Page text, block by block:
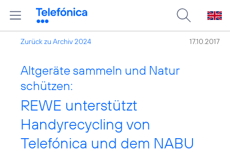
Zurück zu Archiv 2024 17.10.2017
Altgeräte sammeln und Natur
schützen:
REWE unterstützt
Handyrecycling von
Telefónica und dem NABU